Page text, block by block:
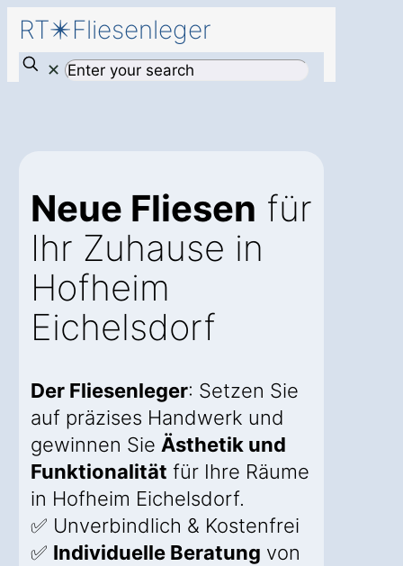
RT✴️Fliesenleger
✕
Neue Fliesen für
Ihr Zuhause in
Hofheim
Eichelsdorf
Der Fliesenleger: Setzen Sie
auf präzises Handwerk und
gewinnen Sie Ästhetik und
Funktionalität für Ihre Räume
in Hofheim Eichelsdorf.
✅ Unverbindlich & Kostenfrei
✅ Individuelle Beratung von